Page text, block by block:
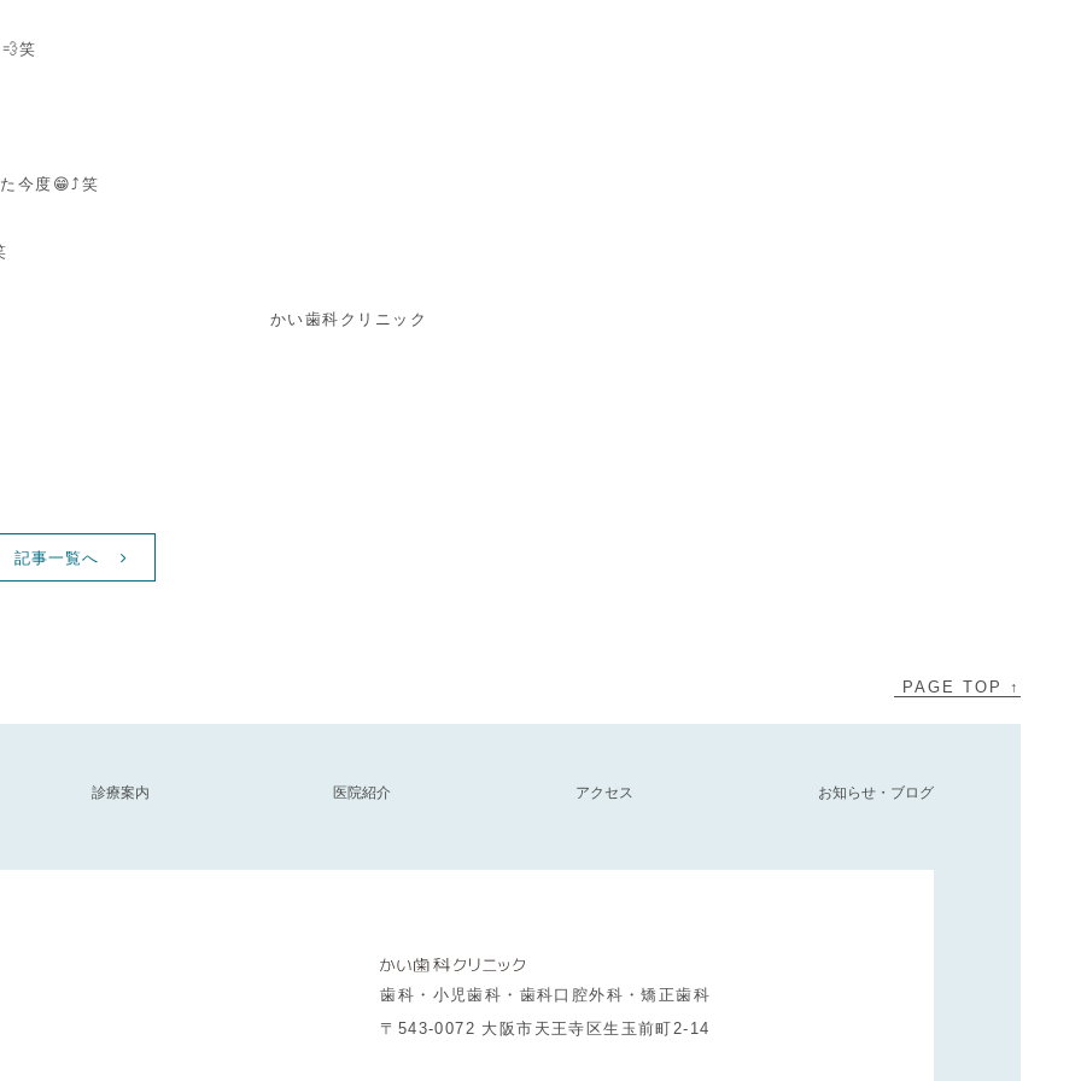
笑
今度😁⤴笑
かい歯科クリニック
記事一覧へ
PAGE TOP ↑
診療案内 医院紹介 アクセス お知らせ・ブログ
歯科・小児歯科・歯科口腔外科・矯正歯科
〒543-0072 大阪市天王寺区生玉前町2-14